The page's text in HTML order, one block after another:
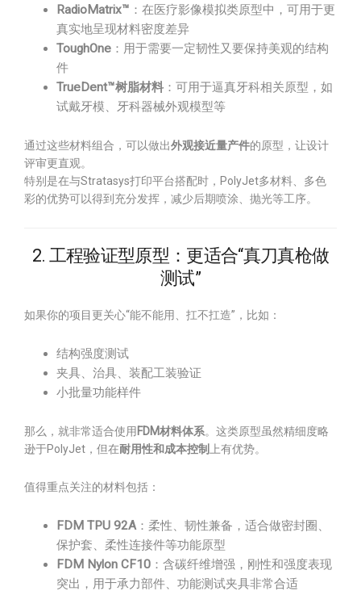
RadioMatrix™ ：在医疗影像模拟类原型中，可用于更
真实地呈现材料密度差异
ToughOne ：用于需要一定韧性又要保持美观的结构
件
TrueDent™树脂材料 ：可用于逼真牙科相关原型，如
试戴牙模、牙科器械外观模型等
通过这些材料组合，可以做出外观接近量产件的原型，让设计
评审更直观。
特别是在与Stratasys打印平台搭配时，PolyJet多材料、多色
彩的优势可以得到充分发挥，减少后期喷涂、抛光等工序。
2. 工程验证型原型：更适合“真刀真枪做
测试”
如果你的项目更关心“能不能用、扛不扛造”，比如：
结构强度测试
夹具、治具、装配工装验证
小批量功能样件
那么，就非常适合使用 FDM材料体系。这类原型虽然精细度略
逊于PolyJet，但在耐用性和成本控制 上有优势。
值得重点关注的材料包括：
FDM TPU 92A：柔性、韧性兼备，适合做密封圈、
保护套、柔性连接件等功能原型
FDM Nylon CF10 ：含碳纤维增强，刚性和强度表现
突出，用于承力部件、功能测试夹具非常合适